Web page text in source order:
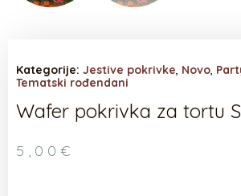
Kategorije: Jestive pokrivke, Novo,
Tematski rođendani
Wafer pokrivka za tortu
5,00 €